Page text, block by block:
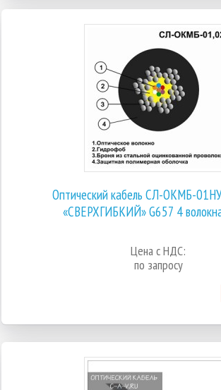
Оптический кабель СЛ-ОКМБ-
«СВЕРХГИБКИЙ» G657 4
Цена с НДС:
по запросу